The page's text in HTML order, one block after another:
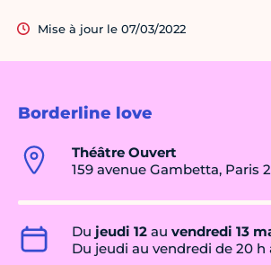
Borderline love
Théâtre Ouvert
159 avenue Gambetta, Paris
Du jeudi 12 au vendredi 13
Du jeudi au vendredi de 20 h
Mise à jour le 07/03/2022